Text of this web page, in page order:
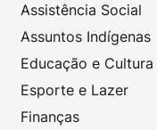
Assistência Social
Assuntos Indígenas
Educação e Cultura
Esporte e Lazer
Finanças